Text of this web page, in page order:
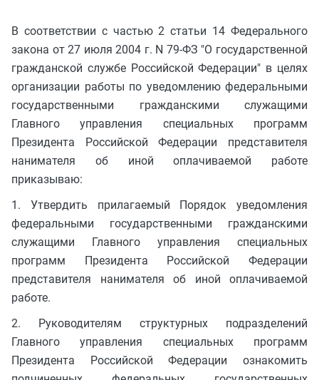
В соответствии с частью 2 статьи 14 Федерального
закона от 27 июля 2004 г. N 79-ФЗ "О государственной
гражданской службе Российской Федерации" в целях
организации работы по уведомлению федеральными
государственными гражданскими служащими
Главного управления специальных программ
Президента Российской Федерации представителя
нанимателя об иной оплачиваемой работе
приказываю:
1. Утвердить прилагаемый Порядок уведомления
федеральными государственными гражданскими
служащими Главного управления специальных
программ Президента Российской Федерации
представителя нанимателя об иной оплачиваемой
работе.
2. Руководителям структурных подразделений
Главного управления специальных программ
Президента Российской Федерации ознакомить